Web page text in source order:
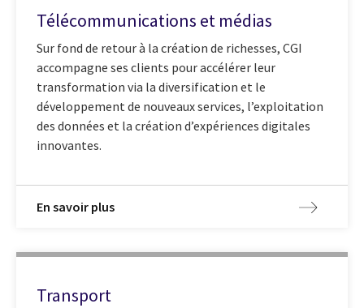
Télécommunications et médias
Sur fond de retour à la création de richesses, CGI
accompagne ses clients pour accélérer leur
transformation via la diversification et le
développement de nouveaux services, l’exploitation
des données et la création d’expériences digitales
innovantes.
En savoir plus
Transport